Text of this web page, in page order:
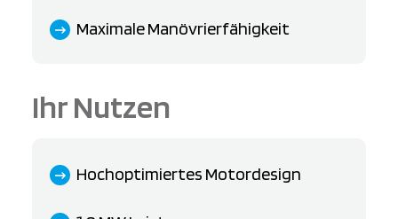
Maximale Manövrierfähigkeit
Ihr Nutzen
Hochoptimiertes Motordesign